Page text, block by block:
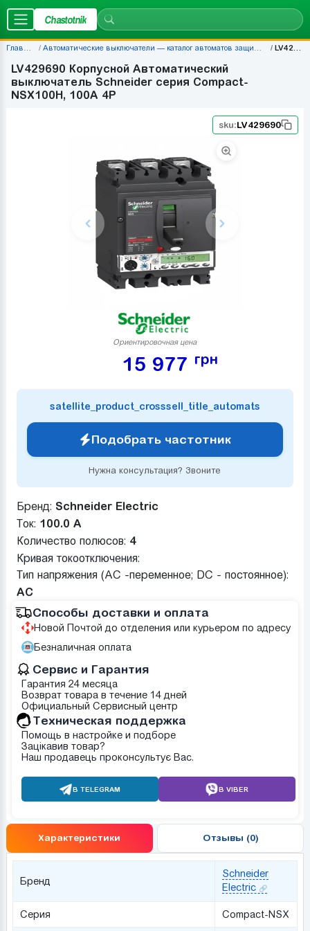
Chastotnik
Автоматические выключатели — каталог автоматов защиты | Chastotnik.ua LV429690
LV429690 Корпусной Автоматический
выключатель Schneider серия Compact-
NSX100H, 100A 4P
sku:LV429690
Ориентировочная цена
15 977 грн
satellite_product_crosssell_title_automats
Подобрать частотник
Нужна консультация? Звоните
Бренд: Schneider Electric
Ток: 100.0 А
Количество полюсов: 4
Кривая токоотключения:
Тип напряжения (AC -переменное; DC - постоянное):
AC
Способы доставки и оплата
Новой Почтой до отделения или курьером по адресу
Безналичная оплата
Сервис и Гарантия
Гарантия 24 месяца
Возврат товара в течение 14 дней
Официальный Сервисный центр
Техническая поддержка
Помощь в настройке и подборе
Зацікавив товар?
Наш продавець проконсультує Вас.
В TELEGRAM В VIBER
Характеристики Отзывы (0)
Бренд
Schneider
Electric
Серия Compact-NSX